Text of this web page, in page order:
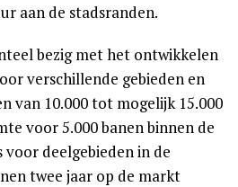
aan de stadsranden.
bezig met het ontwikkelen
verschillende gebieden en
van 10.000 tot mogelijk 15.000
voor 5.000 banen binnen de
voor deelgebieden in de
twee jaar op de markt